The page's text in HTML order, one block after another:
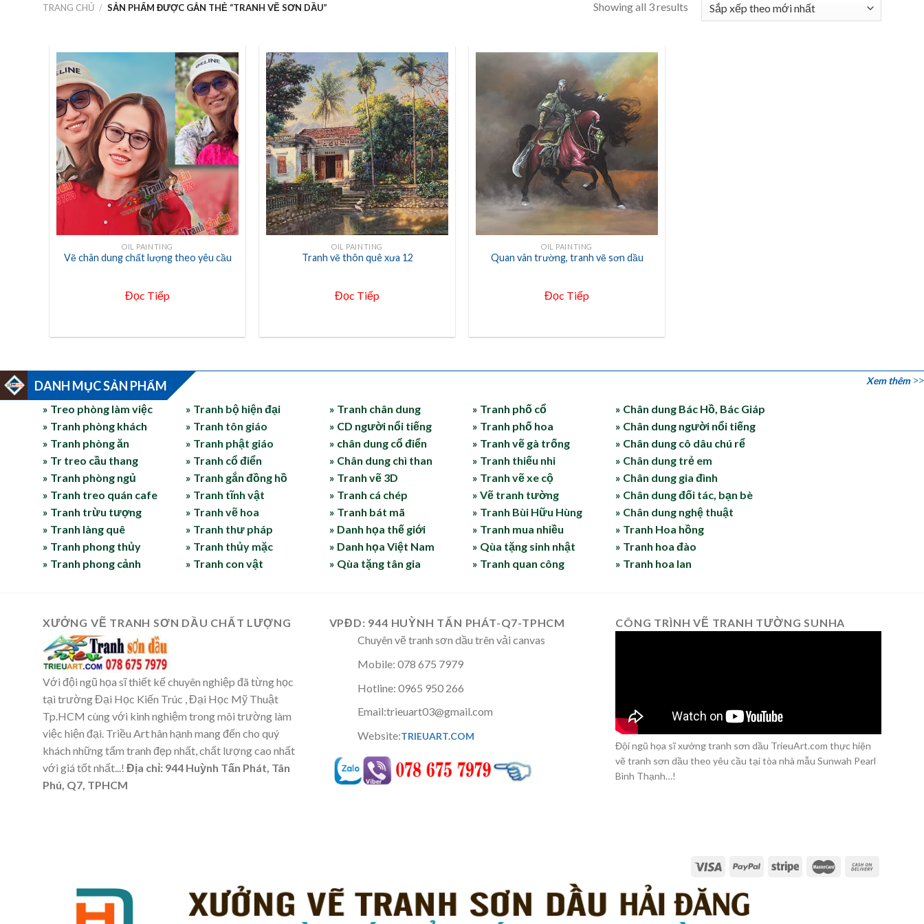
TRANG CHỦ / SẢN PHẨM ĐƯỢC GẮN THẺ “TRANH VẼ SƠN DẦU” Showing all 3 results
OIL PAINTING
Vẽ chân dung chất lượng theo yêu cầu
Đọc Tiếp
+
OIL PAINTING
Tranh vẽ thôn quê xưa 12
Đọc Tiếp
OIL PAINTING
Quan vân trường, tranh vẽ sơn dầu
Đọc Tiếp
DANH MỤC SẢN PHẨM Xem thêm
» Treo phòng làm việc
» Tranh phòng khách
» Tranh phòng ăn
» Tr treo cầu thang
» Tranh phòng ngủ
» Tranh treo quán cafe
» Tranh trừu tượng
» Tranh làng quê
» Tranh phong thủy
» Tranh phong cảnh
» Tranh bộ hiện đại
» Tranh tôn giáo
» Tranh phật giáo
» Tranh cổ điển
» Tranh gắn đồng hồ
» Tranh tĩnh vật
» Tranh vẽ hoa
» Tranh thư pháp
» Tranh thủy mặc
» Tranh con vật
» Tranh chân dung
» CD người nổi tiếng
» chân dung cổ điển
» Chân dung chì than
» Tranh vẽ 3D
» Tranh cá chép
» Tranh bát mã
» Danh họa thế giới
» Danh họa Việt Nam
» Qùa tặng tân gia
» Tranh phố cổ
» Tranh phố hoa
» Tranh vẽ gà trống
» Tranh thiếu nhi
» Tranh vẽ xe cộ
» Vẽ tranh tường
» Tranh Bùi Hữu Hùng
» Tranh mua nhiều
» Qùa tặng sinh nhật
» Tranh quan công
» Chân dung Bác Hồ, Bác Giáp
» Chân dung người nổi tiếng
» Chân dung cô dâu chú rể
» Chân dung trẻ em
» Chân dung gia đình
» Chân dung đối tác, bạn bè
» Chân dung nghệ thuật
» Tranh Hoa hồng
» Tranh hoa đào
» Tranh hoa lan
XƯỞNG VẼ TRANH SƠN DẦU CHẤT LƯỢNG
Với đội ngũ họa sĩ thiết kế chuyên nghiệp đã từng học
tại trường Đại Học Kiến Trúc , Đại Học Mỹ Thuật
Tp.HCM cùng với kinh nghiệm trong môi trường làm
việc hiện đại. Triều Art hân hạnh mang đến cho quý
khách những tấm tranh đẹp nhất, chất lượng cao nhất
với giá tốt nhất...! Địa chỉ: 944 Huỳnh Tấn Phát, Tân
Phú, Q7, TPHCM
VPĐD: 944 HUỲNH TẤN PHÁT-Q7-TPHCM
Chuyên vẽ tranh sơn dầu trên vải canvas
Mobile: 078 675 7979
Hotline: 0965 950 266
Email:trieuart03@gmail.com
Website:TRIEUART.COM
CÔNG TRÌNH VẼ TRANH TƯỜNG SUNHA
Đội ngũ họa sĩ xưởng tranh sơn dầu TrieuArt.com thực hiện
vẽ tranh sơn dầu theo yêu cầu tại tòa nhà mẫu Sunwah Pearl
Bình Thạnh…!